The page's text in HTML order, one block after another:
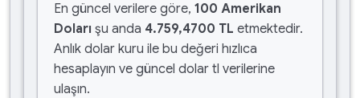
En güncel verilere göre, 100 Amerikan
Doları şu anda 4.759,4700 TL etmektedir.
Anlık dolar kuru ile bu değeri hızlıca
hesaplayın ve güncel dolar tl verilerine
ulaşın.